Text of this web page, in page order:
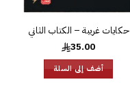
حكايات غريبة – الكتاب الثاني
35.00
أضف إلى السلة